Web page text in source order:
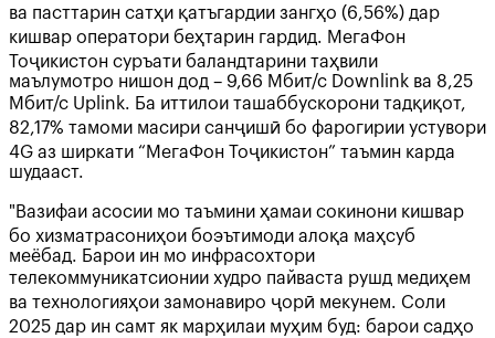
ва пасттарин сатҳи қатъгардии зангҳо (6,56%) дар
кишвар оператори беҳтарин гардид. МегаФон
Тоҷикистон суръати баландтарини таҳвили
маълумотро нишон дод – 9,66 Мбит/с Downlink ва 8,25
Мбит/с Uplink. Ба иттилои ташаббускорони тадқиқот,
82,17% тамоми масири санҷишӣ бо фарогирии устувори
4G аз ширкати “МегаФон Тоҷикистон” таъмин карда
шудааст.
"Вазифаи асосии мо таъмини ҳамаи сокинони кишвар
бо хизматрасониҳои боэътимоди алоқа маҳсуб
меёбад. Барои ин мо инфрасохтори
телекоммуникатсионии худро пайваста рушд медиҳем
ва технологияҳои замонавиро ҷорӣ мекунем. Соли
2025 дар ин самт як марҳилаи муҳим буд: барои садҳо